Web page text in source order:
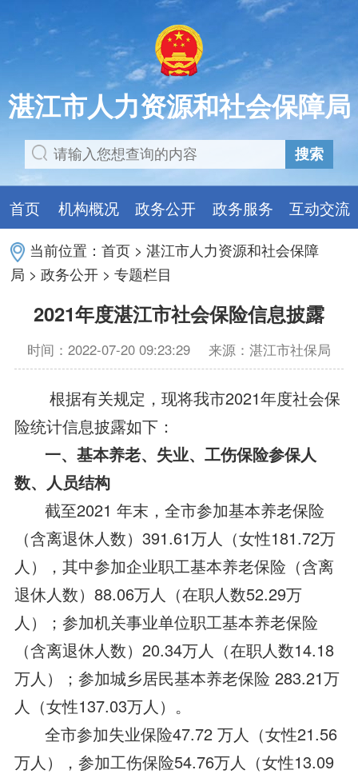
湛江市人力资源和社会保障局
搜索
首页 机构概况 政务公开 政务服务 互动交流
当前位置：首页 >湛江市人力资源和社会保障
局 >政务公开 >专题栏目
2021年度湛江市社会保险信息披露
时间：2022-07-20 09:23:29 来源：湛江市社保局
根据有关规定，现将我市2021年度社会保
险统计信息披露如下：
一、基本养老、失业、工伤保险参保人
数、人员结构
截至2021 年末，全市参加基本养老保险
（含离退休人数）391.61万人（女性181.72万
人），其中参加企业职工基本养老保险（含离
退休人数）88.06万人（在职人数52.29万
人）；参加机关事业单位职工基本养老保险
（含离退休人数）20.34万人（在职人数14.18
万人）；参加城乡居民基本养老保险 283.21万
人（女性137.03万人）。
全市参加失业保险47.72 万人（女性21.56
万人），参加工伤保险54.76万人（女性13.09